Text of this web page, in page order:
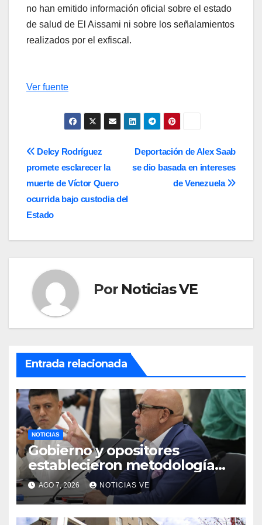
no han emitido información oficial sobre el estado
de salud de El Aissami ni sobre los señalamientos
realizados por el exfiscal.
Ver fuente
Navegación
de
entradas
Deportación de Alex Saab
se dio basada en intereses
de Venezuela
Delcy Rodríguez
promete esclarecer la
muerte de Víctor Quero
ocurrida bajo custodia del
Estado
Por Noticias VE
Entrada relacionada
NOTICIAS
Gobierno y opositores
establecieron metodología
para el proceso de diálogo en
Venezuela
AGO 7, 2026 NOTICIAS VE